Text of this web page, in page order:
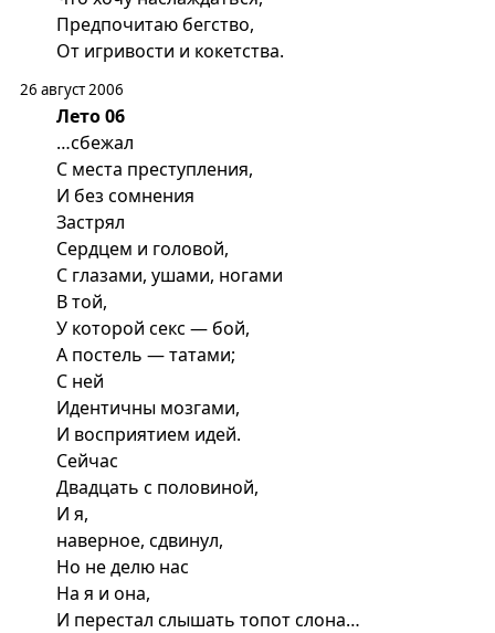
Предпочитаю бегство,
От игривости и кокетства.
26 август 2006
Лето 06
…сбежал
С места преступления,
И без сомнения
Застрял
Сердцем и головой,
С глазами, ушами, ногами
В той,
У которой секс — бой,
А постель — татами;
С ней
Идентичны мозгами,
И восприятием идей.
Сейчас
Двадцать с половиной,
И я,
наверное, сдвинул,
Но не делю нас
На я и она,
И перестал слышать топот слона…